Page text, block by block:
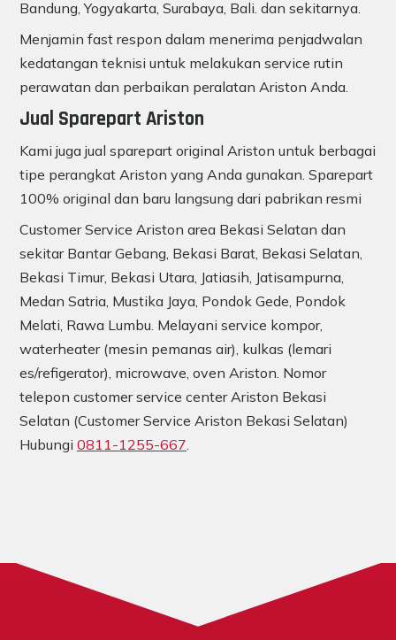
Bandung, Yogyakarta, Surabaya, Bali. dan sekitarnya.
Menjamin fast respon dalam menerima penjadwalan
kedatangan teknisi untuk melakukan service rutin
perawatan dan perbaikan peralatan Ariston Anda.
Jual Sparepart Ariston
Kami juga jual sparepart original Ariston untuk berbagai
tipe perangkat Ariston yang Anda gunakan. Sparepart
100% original dan baru langsung dari pabrikan resmi
Customer Service Ariston area Bekasi Selatan dan
sekitar Bantar Gebang, Bekasi Barat, Bekasi Selatan,
Bekasi Timur, Bekasi Utara, Jatiasih, Jatisampurna,
Medan Satria, Mustika Jaya, Pondok Gede, Pondok
Melati, Rawa Lumbu. Melayani service kompor,
waterheater (mesin pemanas air), kulkas (lemari
es/refigerator), microwave, oven Ariston. Nomor
telepon customer service center Ariston Bekasi
Selatan (Customer Service Ariston Bekasi Selatan)
Hubungi 0811-1255-667.